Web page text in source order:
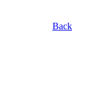
Back